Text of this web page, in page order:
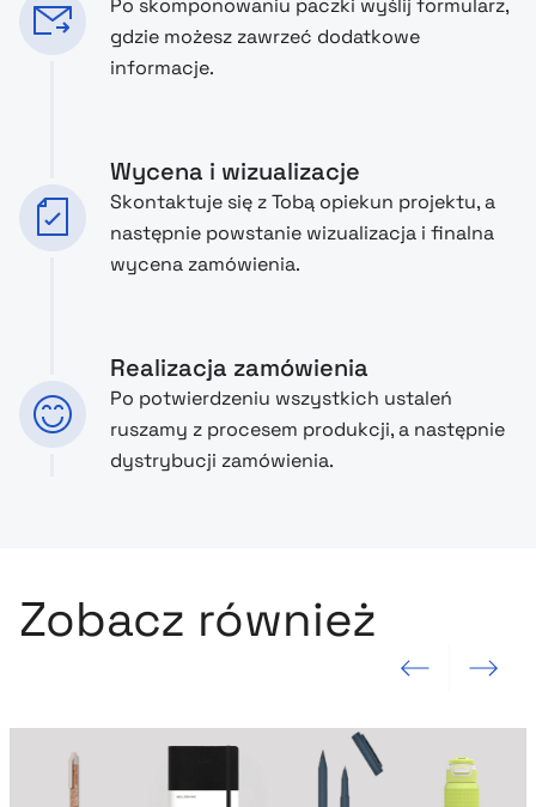
Po skomponowaniu paczki wyślij formularz,
gdzie możesz zawrzeć dodatkowe
informacje.
Wycena i wizualizacje
Skontaktuje się z Tobą opiekun projektu, a
następnie powstanie wizualizacja i finalna
wycena zamówienia.
Realizacja zamówienia
Po potwierdzeniu wszystkich ustaleń
ruszamy z procesem produkcji, a następnie
dystrybucji zamówienia.
Zobacz również
Poprzedni slajd Następny